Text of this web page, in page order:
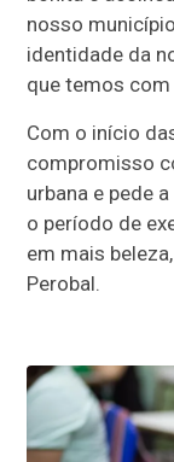
nosso
identidade da
que temos
Com o início
compromisso
urbana e pede
o período de
em mais
Perobal.